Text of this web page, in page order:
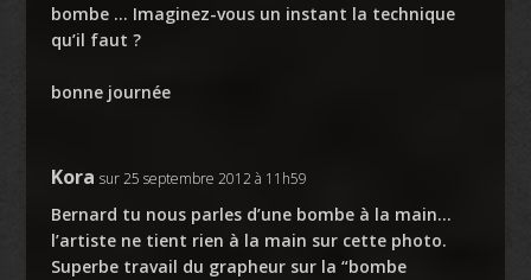
bombe … Imaginez-vous un instant la technique
qu’il faut ?
bonne journée
Kora sur 25 septembre 2012 à 11h59
Bernard tu nous parles d’une bombe à la main…
l’artiste ne tient rien à la main sur cette photo.
Superbe travail du grapheur sur la “bombe